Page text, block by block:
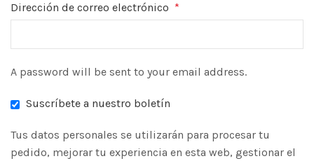
Dirección de correo electrónico *
A password will be sent to your email address.
Suscríbete a nuestro boletín
Tus datos personales se utilizarán para procesar tu
pedido, mejorar tu experiencia en esta web, gestionar el